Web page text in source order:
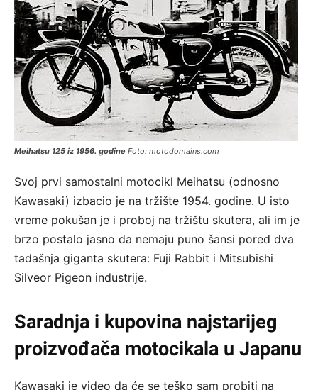
Meihatsu 125 iz 1956. godine Foto: motodomains.com
Svoj prvi samostalni motocikl Meihatsu (odnosno
Kawasaki) izbacio je na tržište 1954. godine. U isto
vreme pokušan je i proboj na tržištu skutera, ali im je
brzo postalo jasno da nemaju puno šansi pored dva
tadašnja giganta skutera: Fuji Rabbit i Mitsubishi
Silveor Pigeon industrije.
Saradnja i kupovina najstarijeg
proizvođača motocikala u Japanu
Kawasaki je video da će se teško sam probiti na